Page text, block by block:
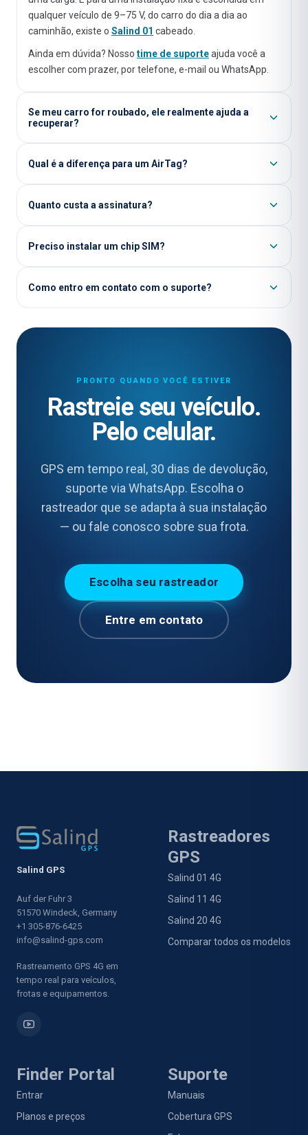
qualquer veículo de 9–75 V, do carro do dia a dia ao
caminhão, existe o Salind 01 cabeado.
Ainda em dúvida? Nosso time de suporteajuda você a
escolher com prazer, por telefone, e-mail ou WhatsApp.
Se meu carro for roubado, ele realmente ajuda a
recuperar?
Qual é a diferença para um AirTag?
Quanto custa a assinatura?
Preciso instalar um chip SIM?
Como entro em contato com o suporte?
PRONTO QUANDO VOCÊ ESTIVER
Rastreie seu veículo.
Pelo celular.
GPS em tempo real, 30 dias de devolução,
suporte via WhatsApp. Escolha o
rastreador que se adapta à sua instalação
— ou fale conosco sobre sua frota.
Escolha seu rastreador
Entre em contato
Salind GPS
Auf der Fuhr 3
51570 Windeck, Germany
+1 305-876-6425
info@salind-gps.com
Rastreamento GPS 4G em
tempo real para veículos,
frotas e equipamentos.
Rastreadores
GPS
Salind 01 4G
Salind 11 4G
Salind 20 4G
Comparar todos os modelos
Finder Portal
Entrar
Planos e preços
Suporte
Manuais
Cobertura GPS